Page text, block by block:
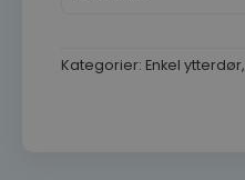
Kategorier: Enkel ytterdør,